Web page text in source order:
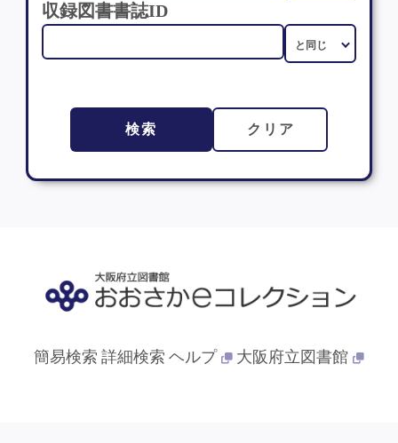
収録図書書誌ID
検索 クリア
簡易検索 詳細検索 ヘルプ 大阪府立図書館